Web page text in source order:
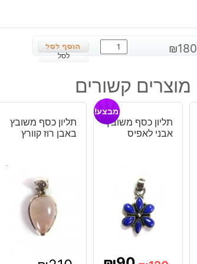
₪180
כמות
של
כסף
בשיבוץ
אבן
דרוזי
לסל
מוצרים קשורים
תליון כסף משובץ
אבני לאפיס
מבצע!
תליון כסף משובץ
באבן רוז קוורץ